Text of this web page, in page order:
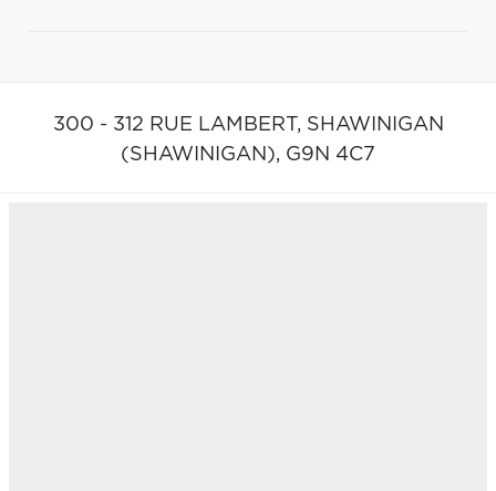
300 - 312 RUE LAMBERT, SHAWINIGAN
(SHAWINIGAN), G9N 4C7